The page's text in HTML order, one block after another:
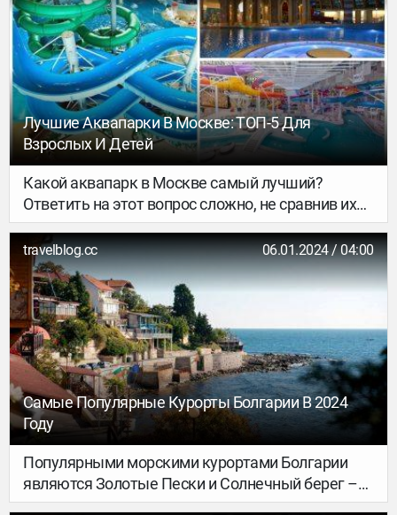
кроссовках. Я уже писала о своем не вполне
обычном свадебном путешествии. Сейчас же
расскажу о более очевидных местах, куда
можно отправиться, чтобы отметить лучший или
хотя бы самый романтический день в жизни.
Лучшие Аквапарки В Москве: ТОП-5 Для
Взрослых И Детей
Какой аквапарк в Москве самый лучший?
Ответить на этот вопрос сложно, не сравнив их
все. Чем примечательны московские аквапарки,
где находятся и как до них добраться, какие в
них есть горки, сколько стоят билеты для детей
и взрослых – об этом и многом другом
расскажем в нашей статье.
travelblog.cc 06.01.2024 / 04:00
Самые Популярные Курорты Болгарии В 2024
Году
Популярными морскими курортами Болгарии
являются Золотые Пески и Солнечный берег –
туристические центры, где оживленно как днем,